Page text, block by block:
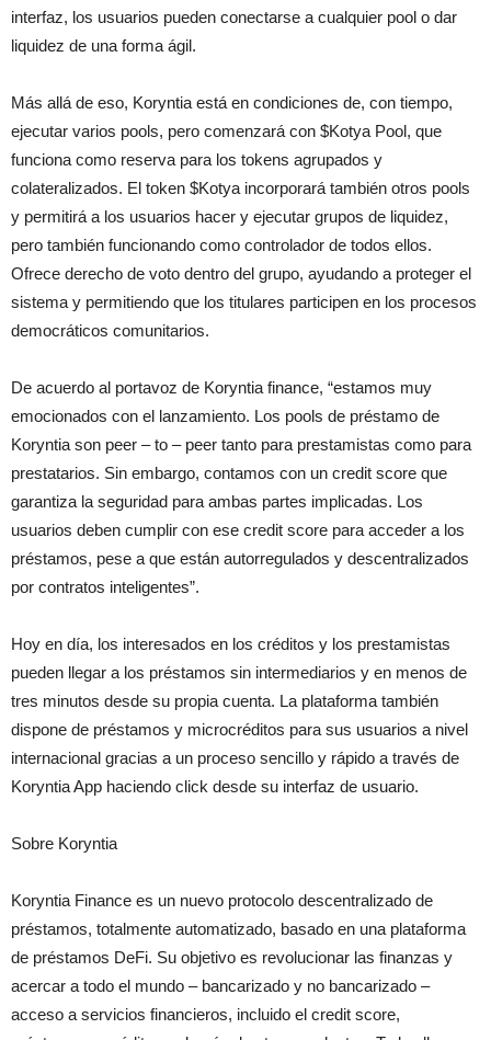
interfaz, los usuarios pueden conectarse a cualquier pool o dar
liquidez de una forma ágil.
Más allá de eso, Koryntia está en condiciones de, con tiempo,
ejecutar varios pools, pero comenzará con $Kotya Pool, que
funciona como reserva para los tokens agrupados y
colateralizados. El token $Kotya incorporará también otros pools
y permitirá a los usuarios hacer y ejecutar grupos de liquidez,
pero también funcionando como controlador de todos ellos.
Ofrece derecho de voto dentro del grupo, ayudando a proteger el
sistema y permitiendo que los titulares participen en los procesos
democráticos comunitarios.
De acuerdo al portavoz de Koryntia finance, “estamos muy
emocionados con el lanzamiento. Los pools de préstamo de
Koryntia son peer – to – peer tanto para prestamistas como para
prestatarios. Sin embargo, contamos con un credit score que
garantiza la seguridad para ambas partes implicadas. Los
usuarios deben cumplir con ese credit score para acceder a los
préstamos, pese a que están autorregulados y descentralizados
por contratos inteligentes”.
Hoy en día, los interesados en los créditos y los prestamistas
pueden llegar a los préstamos sin intermediarios y en menos de
tres minutos desde su propia cuenta. La plataforma también
dispone de préstamos y microcréditos para sus usuarios a nivel
internacional gracias a un proceso sencillo y rápido a través de
Koryntia App haciendo click desde su interfaz de usuario.
Sobre Koryntia
Koryntia Finance es un nuevo protocolo descentralizado de
préstamos, totalmente automatizado, basado en una plataforma
de préstamos DeFi. Su objetivo es revolucionar las finanzas y
acercar a todo el mundo – bancarizado y no bancarizado –
acceso a servicios financieros, incluido el credit score,